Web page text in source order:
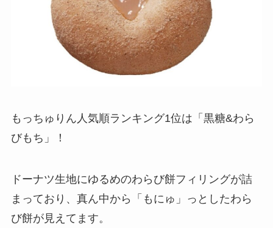
もっちゅりん人気順ランキング1位は「黒糖&わら
びもち」！
ドーナツ生地にゆるめのわらび餅フィリングが詰
まっており、真ん中から「もにゅ」っとしたわら
び餅が見えてます。